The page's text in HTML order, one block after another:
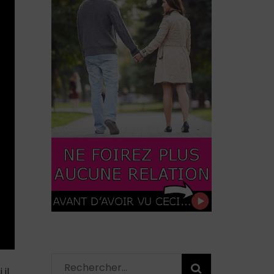
Rechercher :